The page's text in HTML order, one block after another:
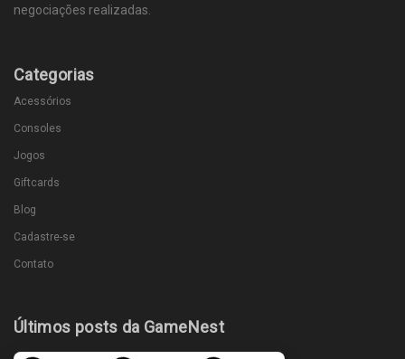
negociações realizadas.
Categorias
Acessórios
Consoles
Jogos
Giftcards
Blog
Cadastre-se
Contato
Últimos posts da GameNest